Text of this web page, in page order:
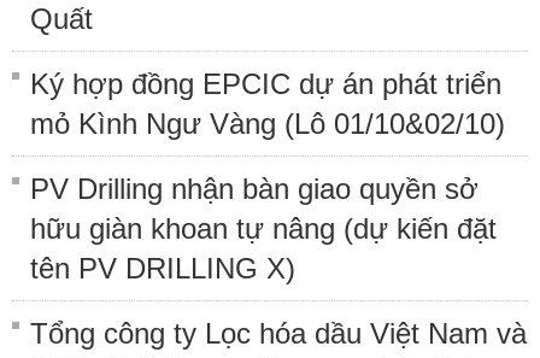
Quất
Ký hợp đồng EPCIC dự án phát triển
mỏ Kình Ngư Vàng (Lô 01/10&02/10)
PV Drilling nhận bàn giao quyền sở
hữu giàn khoan tự nâng (dự kiến đặt
tên PV DRILLING X)
Tổng công ty Lọc hóa dầu Việt Nam và